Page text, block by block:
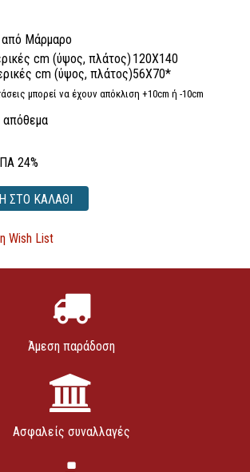
από Μάρμαρο
cm (ύψος, πλάτος) 120X140
cm (ύψος, πλάτος)56X70*
μπορεί να έχουν απόκλιση +10cm ή -10cm
απόθεμα
24%
ΣΤΟ ΚΑΛΑΘΙ
Wish List
Άμεση παράδοση
Ασφαλείς συναλλαγές